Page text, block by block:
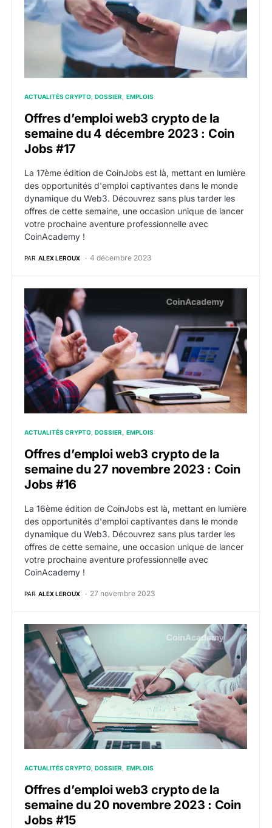
ACTUALITÉS CRYPTO DOSSIER EMPLOIS
Offres d’emploi web3 crypto de la
semaine du 4 décembre 2023 : Coin
Jobs #17
La 17ème édition de CoinJobs est là, mettant en lumière
des opportunités d'emploi captivantes dans le monde
dynamique du Web3. Découvrez sans plus tarder les
offres de cette semaine, une occasion unique de lancer
votre prochaine aventure professionnelle avec
CoinAcademy !
PAR ALEX LEROUX 4 décembre 2023
Offres d’emploi web3 crypto de la semaine du 27
ACTUALITÉS CRYPTO DOSSIER EMPLOIS
Offres d’emploi web3 crypto de la
semaine du 27 novembre 2023 : Coin
Jobs #16
La 16ème édition de CoinJobs est là, mettant en lumière
des opportunités d'emploi captivantes dans le monde
dynamique du Web3. Découvrez sans plus tarder les
offres de cette semaine, une occasion unique de lancer
votre prochaine aventure professionnelle avec
CoinAcademy !
PAR ALEX LEROUX 27 novembre 2023
Offres d’emploi web3 crypto de la semaine du 20
ACTUALITÉS CRYPTO DOSSIER EMPLOIS
Offres d’emploi web3 crypto de la
semaine du 20 novembre 2023 : Coin
Jobs #15